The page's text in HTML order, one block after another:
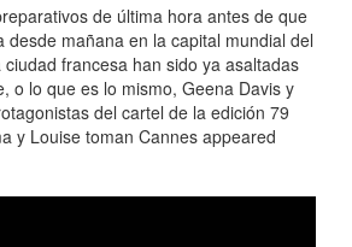
de última hora antes de que
desde mañana en la capital mundial del
francesa han sido ya asaltadas
o lo que es lo mismo, Geena Davis y
del cartel de la edición 79
y Louise toman Cannes appeared